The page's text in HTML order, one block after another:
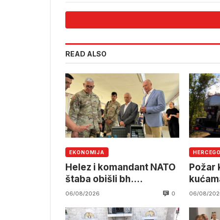
READ ALSO
EKONOMIJA
Helez i komandant NATO
štaba obišli bh.
namjensku industriju
06/08/2026 0
Požar
pruzi,
OSBiH
06/08/